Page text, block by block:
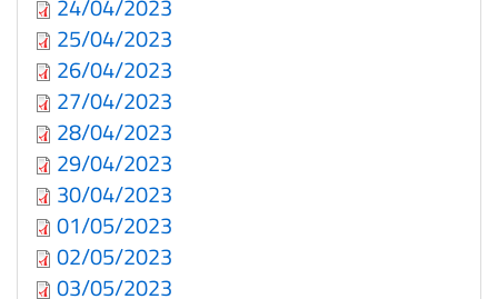
24/04/2023
25/04/2023
26/04/2023
27/04/2023
28/04/2023
29/04/2023
30/04/2023
01/05/2023
02/05/2023
03/05/2023